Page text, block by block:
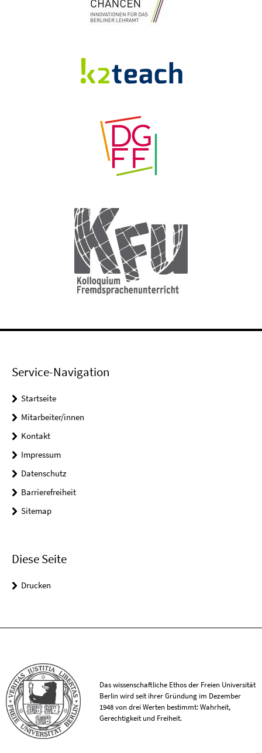
Service-Navigation
Startseite
Mitarbeiter/innen
Kontakt
Impressum
Datenschutz
Barrierefreiheit
Sitemap
Diese Seite
Drucken
Das wissenschaftliche Ethos der Freien Universität
Berlin wird seit ihrer Gründung im Dezember
1948 von drei Werten bestimmt: Wahrheit,
Gerechtigkeit und Freiheit.